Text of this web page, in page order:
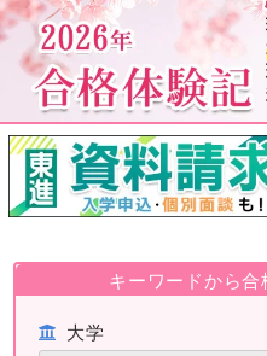
キーワードから
大学